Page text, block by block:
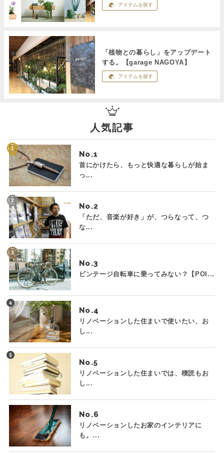
アイテムを探す
「植物との暮らし」をアップデート
する。【garage NAGOYA】
アイテムを探す
人気記事
No.
首にかけたら、もっと快適な暮らしが始ま
っ...
No.
「ただ、音楽が好き」が、つらなって、つ
な...
No.
ビンテージ自転車に乗ってみない？【POI...
No.
リノベーションした住まいで使いたい、お
し...
No.
リノベーションした住まいでは、積読もお
し...
No.
リノベーションしたお家のインテリアに
も。...